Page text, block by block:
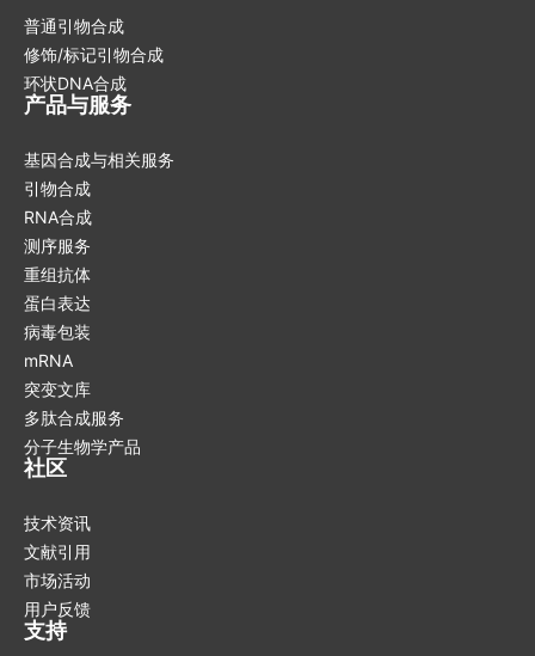
普通引物合成
修饰/标记引物合成
环状DNA合成
产品与服务
基因合成与相关服务
引物合成
RNA合成
测序服务
重组抗体
蛋白表达
病毒包装
mRNA
突变文库
多肽合成服务
分子生物学产品
社区
技术资讯
文献引用
市场活动
用户反馈
支持